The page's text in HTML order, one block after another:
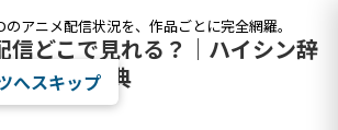
のアニメ配信状況を、作品ごとに完全網羅。
信どこで見れる？｜ハイシン辞
典
へスキップ